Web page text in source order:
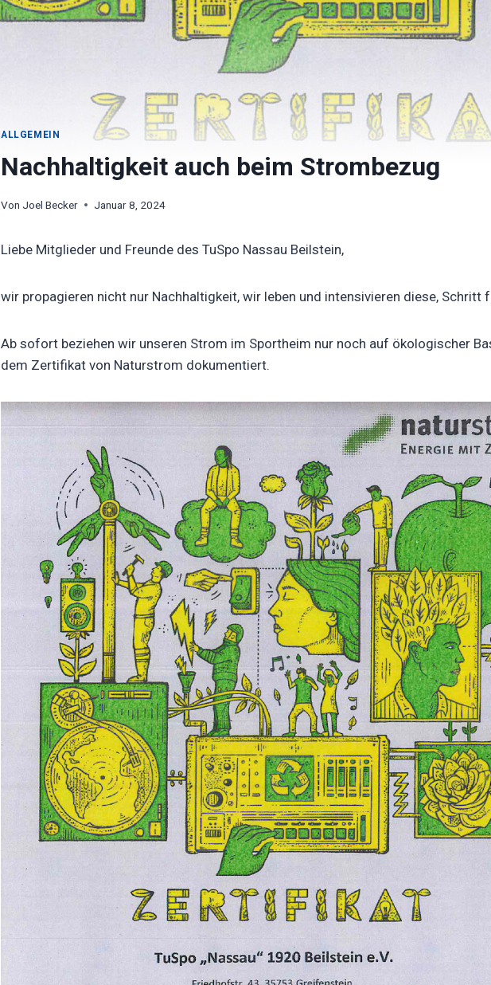
ALLGEMEIN
Nachhaltigkeit auch beim Strombezug
Von Joel Becker Januar 8, 2024
Liebe Mitglieder und Freunde des TuSpo Nassau Beilstein,
wir propagieren nicht nur Nachhaltigkeit, wir leben und intensivieren diese, Schritt
Ab sofort beziehen wir unseren Strom im Sportheim nur noch auf ökologischer
dem Zertifikat von Naturstrom dokumentiert.